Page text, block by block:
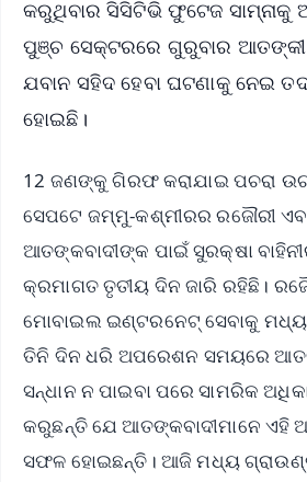
କରୁଥିବାର ସିସିଟିଭି ଫୁଟେଜ ସାମ୍ନାକୁ
ପୁଞ୍ଚ ସେକ୍ଟରରେ ଗୁରୁବାର ଆତଙ୍କୀ
ଯବାନ ସହିଦ ହେବା ଘଟଣାକୁ ନେଇ
ହୋଇଛି।
12 ଜଣଙ୍କୁ ଗିରଫ କରାଯାଇ ପଚରା
ସେପଟେ ଜମ୍ମୁ-କଶ୍ମୀରର ରଜୌରୀ
ଆତଙ୍କବାଦୀଙ୍କ ପାଇଁ ସୁରକ୍ଷା
କ୍ରମାଗତ ତୃତୀୟ ଦିନ ଜାରି ରହିଛି।
ମୋବାଇଲ ଇଣ୍ଟରନେଟ୍‌ ସେବାକୁ ମଧ୍ୟ
ତିନି ଦିନ ଧରି ଅପରେଶନ ସମୟରେ
ସନ୍ଧାନ ନ ପାଇବା ପରେ ସାମରିକ
କରୁଛନ୍ତି ଯେ ଆତଙ୍କବାଦୀମାନେ ଏହି
ସଫଳ ହୋଇଛନ୍ତି। ଆଜି ମଧ୍ୟ